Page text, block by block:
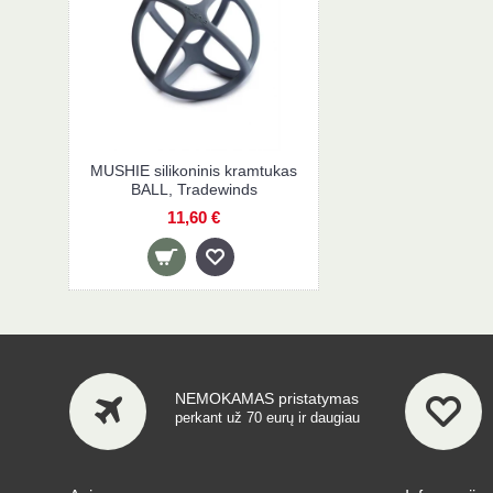
MUSHIE silikoninis kramtukas
BALL, Tradewinds
11,60 €
NEMOKAMAS pristatymas
perkant už 70 eurų ir daugiau